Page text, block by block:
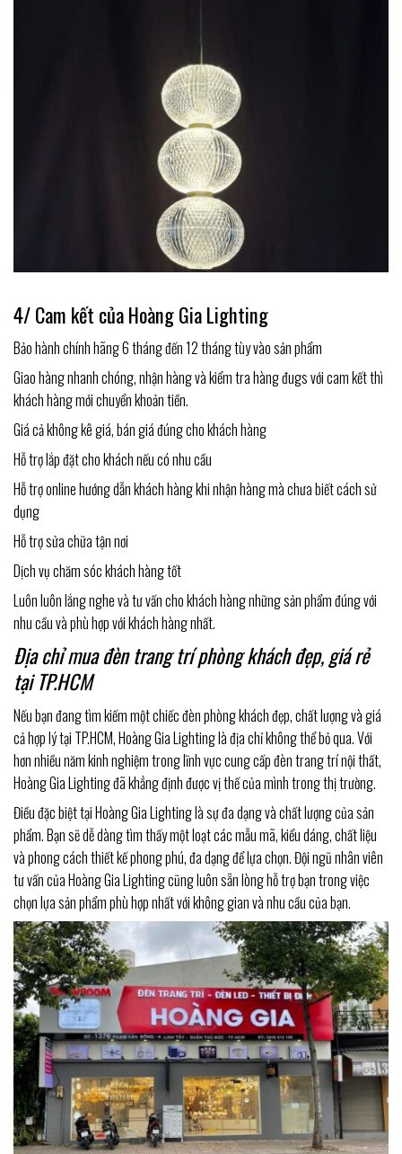
4/ Cam kết của Hoàng Gia Lighting
Bảo hành chính hãng 6 tháng đến 12 tháng tùy vào sản phẩm
Giao hàng nhanh chóng, nhận hàng và kiểm tra hàng đugs với cam kết thì
khách hàng mới chuyển khoản tiền.
Giá cả không kê giá, bán giá đúng cho khách hàng
Hỗ trợ lắp đặt cho khách nếu có nhu cầu
Hỗ trợ online hướng dẫn khách hàng khi nhận hàng mà chưa biết cách sử
dụng
Hỗ trợ sửa chữa tận nơi
Dịch vụ chăm sóc khách hàng tốt
Luôn luôn lắng nghe và tư vấn cho khách hàng những sản phẩm đúng với
nhu cầu và phù hợp với khách hàng nhất.
Địa chỉ mua đèn trang trí phòng khách đẹp, giá rẻ
tại TP.HCM
Nếu bạn đang tìm kiếm một chiếc đèn phòng khách đẹp, chất lượng và giá
cả hợp lý tại TP.HCM, Hoàng Gia Lighting là địa chỉ không thể bỏ qua. Với
hơn nhiều năm kinh nghiệm trong lĩnh vực cung cấp đèn trang trí nội thất,
Hoàng Gia Lighting đã khẳng định được vị thế của mình trong thị trường.
Điều đặc biệt tại Hoàng Gia Lighting là sự đa dạng và chất lượng của sản
phẩm. Bạn sẽ dễ dàng tìm thấy một loạt các mẫu mã, kiểu dáng, chất liệu
và phong cách thiết kế phong phú, đa dạng để lựa chọn. Đội ngũ nhân viên
tư vấn của Hoàng Gia Lighting cũng luôn sẵn lòng hỗ trợ bạn trong việc
chọn lựa sản phẩm phù hợp nhất với không gian và nhu cầu của bạn.